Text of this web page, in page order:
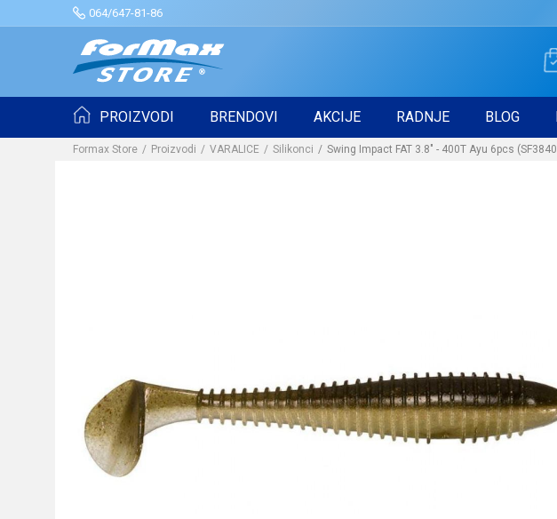
064/647-81-86
PROIZVODI BRENDOVI AKCIJE RADNJE BLOG
Formax Store Proizvodi VARALICE Silikonci Swing Impact FAT 3.8" - 400T Ayu 6pcs